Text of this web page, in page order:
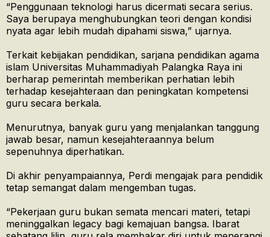
“Penggunaan teknologi harus dicermati secara serius.
Saya berupaya menghubungkan teori dengan kondisi
nyata agar lebih mudah dipahami siswa,” ujarnya.
Terkait kebijakan pendidikan, sarjana pendidikan agama
islam Universitas Muhammadiyah Palangka Raya ini
berharap pemerintah memberikan perhatian lebih
terhadap kesejahteraan dan peningkatan kompetensi
guru secara berkala.
Menurutnya, banyak guru yang menjalankan tanggung
jawab besar, namun kesejahteraannya belum
sepenuhnya diperhatikan.
Di akhir penyampaiannya, Perdi mengajak para pendidik
tetap semangat dalam mengemban tugas.
“Pekerjaan guru bukan semata mencari materi, tetapi
meninggalkan legacy bagi kemajuan bangsa. Ibarat